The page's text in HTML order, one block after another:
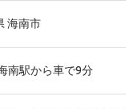
海南市
南駅から車で9分